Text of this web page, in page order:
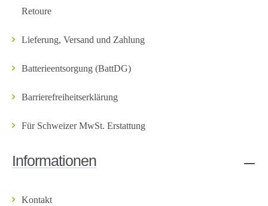
Retoure
Lieferung, Versand und Zahlung
Batterieentsorgung (BattDG)
Barrierefreiheitserklärung
Für Schweizer MwSt. Erstattung
Informationen
Kontakt